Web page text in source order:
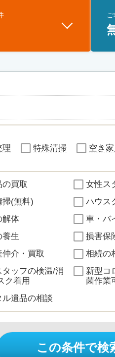
理 特殊清掃 空き
買取 女性ス
掃(無料)
ハウス
解体
車・バ
養生
損害保
仲介・買取
相続の
タッフの検温/消
ク着用
新型コ
菌作業
ル遺品の相談
この条件で検